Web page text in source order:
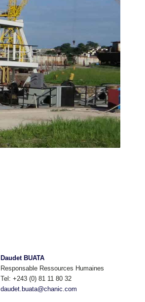
Daudet BUATA
Responsable Ressources Humaines
Tel: +243 (0) 81 11 80 32
daudet.buata@chanic.com